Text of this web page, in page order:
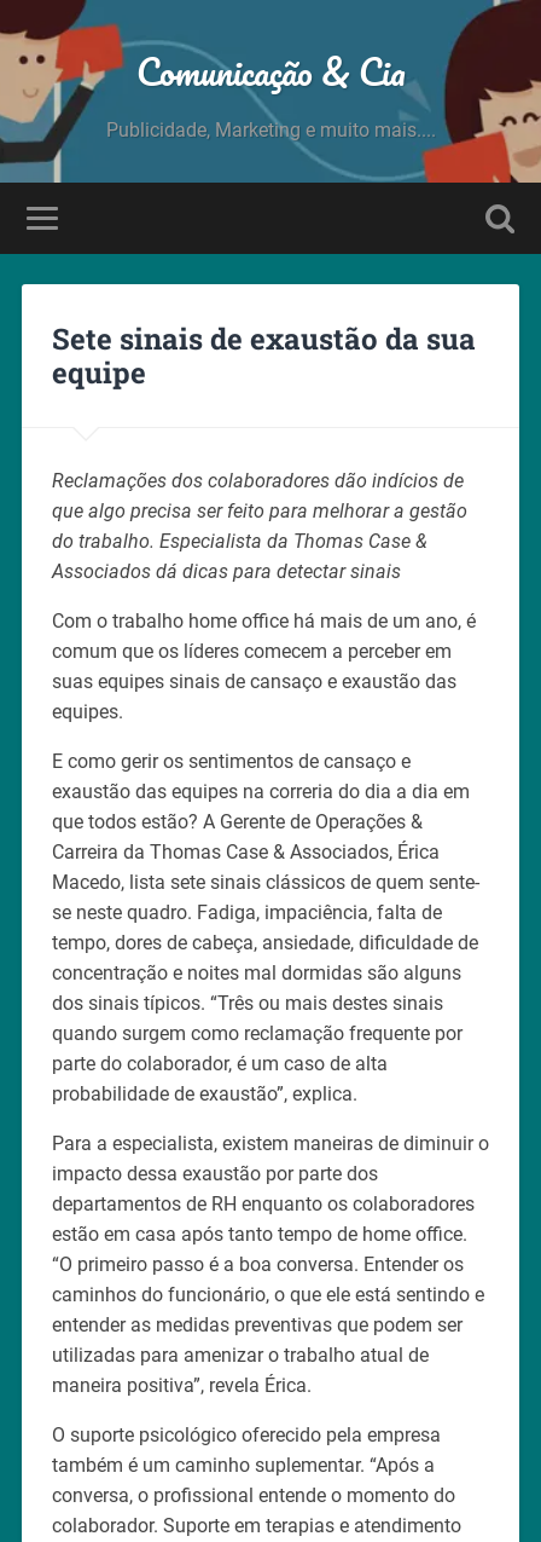
Comunicação & Cia
Publicidade, Marketing e muito mais....
Sete sinais de exaustão da sua
equipe
Reclamações dos colaboradores dão indícios de
que algo precisa ser feito para melhorar a gestão
do trabalho. Especialista da Thomas Case &
Associados dá dicas para detectar sinais
Com o trabalho home office há mais de um ano, é
comum que os líderes comecem a perceber em
suas equipes sinais de cansaço e exaustão das
equipes.
E como gerir os sentimentos de cansaço e
exaustão das equipes na correria do dia a dia em
que todos estão? A Gerente de Operações &
Carreira da Thomas Case & Associados, Érica
Macedo, lista sete sinais clássicos de quem sente-
se neste quadro. Fadiga, impaciência, falta de
tempo, dores de cabeça, ansiedade, dificuldade de
concentração e noites mal dormidas são alguns
dos sinais típicos. “Três ou mais destes sinais
quando surgem como reclamação frequente por
parte do colaborador, é um caso de alta
probabilidade de exaustão”, explica.
Para a especialista, existem maneiras de diminuir o
impacto dessa exaustão por parte dos
departamentos de RH enquanto os colaboradores
estão em casa após tanto tempo de home office.
“O primeiro passo é a boa conversa. Entender os
caminhos do funcionário, o que ele está sentindo e
entender as medidas preventivas que podem ser
utilizadas para amenizar o trabalho atual de
maneira positiva”, revela Érica.
O suporte psicológico oferecido pela empresa
também é um caminho suplementar. “Após a
conversa, o profissional entende o momento do
colaborador. Suporte em terapias e atendimento